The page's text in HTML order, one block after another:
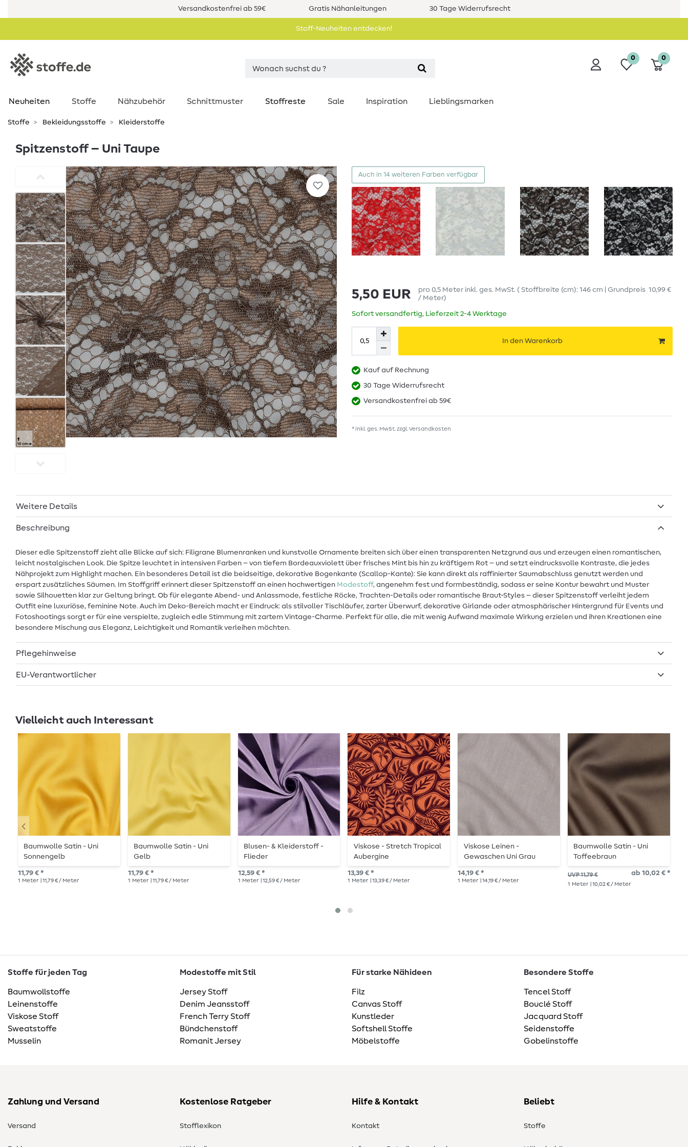
Versandkostenfrei ab 59€ Gratis Nähanleitungen 30 Tage Widerrufsrecht
Stoff-Neuheiten entdecken!
0 0
Neuheiten Stoffe Nähzubehör Schnittmuster Stoffreste Sale Inspiration Lieblingsmarken
Stoffe Bekleidungsstoffe Kleiderstoffe
Spitzenstoff – Uni Taupe
Auch in 14 weiteren Farben verfügbar
5,50 EUR pro 0,5 Meter inkl. ges. MwSt. ( Stoffbreite (cm): 146 cm | Grundpreis 10,99 €
/ Meter)
Sofort versandfertig, Lieferzeit 2-4 Werktage
In den Warenkorb
Kauf auf Rechnung
30 Tage Widerrufsrecht
Versandkostenfrei ab 59€
* inkl. ges. MwSt. zzgl.Versandkosten
Weitere Details
Beschreibung
Dieser edle Spitzenstoff zieht alle Blicke auf sich: Filigrane Blumenranken und kunstvolle Ornamente breiten sich über einen transparenten Netzgrund aus und erzeugen einen romantischen,
leicht nostalgischen Look. Die Spitze leuchtet in intensiven Farben – von tiefem Bordeauxviolett über frisches Mint bis hin zu kräftigem Rot – und setzt eindrucksvolle Kontraste, die jedes
Nähprojekt zum Highlight machen. Ein besonderes Detail ist die beidseitige, dekorative Bogenkante (Scallop-Kante): Sie kann direkt als raffinierter Saumabschluss genutzt werden und
erspart zusätzliches Säumen. Im Stoffgriff erinnert dieser Spitzenstoff an einen hochwertigen Modestoff, angenehm fest und formbeständig, sodass er seine Kontur bewahrt und Muster
sowie Silhouetten klar zur Geltung bringt. Ob für elegante Abend- und Anlassmode, festliche Röcke, Trachten-Details oder romantische Braut-Styles – dieser Spitzenstoff verleiht jedem
Outfit eine luxuriöse, feminine Note. Auch im Deko-Bereich macht er Eindruck: als stilvoller Tischläufer, zarter Überwurf, dekorative Girlande oder atmosphärischer Hintergrund für Events und
Fotoshootings sorgt er für eine verspielte, zugleich edle Stimmung mit zartem Vintage-Charme. Perfekt für alle, die mit wenig Aufwand maximale Wirkung erzielen und ihren Kreationen eine
besondere Mischung aus Eleganz, Leichtigkeit und Romantik verleihen möchten.
Pflegehinweise
EU-Verantwortlicher
Vielleicht auch Interessant
Baumwolle Satin - Uni
Sonnengelb
11,79 € *
1 Meter | 11,79 € / Meter
Baumwolle Satin - Uni
Gelb
11,79 € *
1 Meter | 11,79 € / Meter
Blusen- & Kleiderstoff -
Flieder
12,59 € *
1 Meter | 12,59 € / Meter
Viskose - Stretch Tropical
Aubergine
13,39 € *
1 Meter | 13,39 € / Meter
Viskose Leinen -
Gewaschen Uni Grau
14,19 € *
1 Meter | 14,19 € / Meter
Baumwolle Satin - Uni
Toffeebraun
UVP 11,79 € ab 10,02 € *
1 Meter | 10,02 € / Meter
Stoffe für jeden Tag
Baumwollstoffe
Leinenstoffe
Viskose Stoff
Sweatstoffe
Musselin
Modestoffe mit Stil
Jersey Stoff
Denim Jeansstoff
French Terry Stoff
Bündchenstoff
Romanit Jersey
Für starke Nähideen
Filz
Canvas Stoff
Kunstleder
Softshell Stoffe
Möbelstoffe
Besondere Stoffe
Tencel Stoff
Bouclé Stoff
Jacquard Stoff
Seidenstoffe
Gobelinstoffe
Zahlung und Versand
Versand
Kostenlose Ratgeber
Stofflexikon
Hilfe & Kontakt
Kontakt
Beliebt
Stoffe